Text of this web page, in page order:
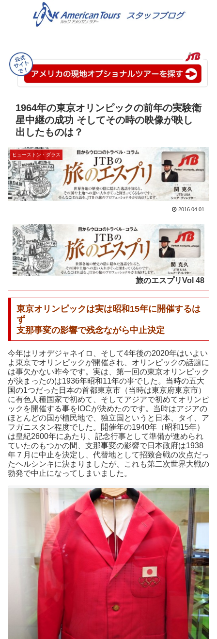
1964年の東京オリンピックの前年の実験衛
星中継の成功 そしてその時の映像が映し
出したものは？
ヒューストン・ダラス
2016.04.01
旅のエスプリVol 48
東京オリンピックは実は昭和15年に開催するは
ず
支那事変の影響で残念ながら中止決定
今年はリオデジャネイロ、そして4年後の2020年はいよい
よ東京でオリンピックが開催され、オリンピックの話題に
は事欠かない昨今です。実は、第一回の東京オリンピック
が決まったのは1936年昭和11年の事でした。当時の五大
国の1つだった日本の首都東京市（当時は東京府東京市）
に有色人種国家で初めて、そしてアジアで初めてオリンピ
ックを開催する事をIOCが決めたのです。当時はアジアの
ほとんどの国が植民地で、独立国というと日本、タイ、ア
フガニスタン程度でした。開催年の1940年（昭和15年）
は皇紀2600年にあたり、記念行事として準備が進められ
ていたのもつかの間、支那事変の影響で日本政府は1938
年７月に中止を決定し、代替地として招致合戦の次点だっ
たヘルシンキに決まりましたが、これも第二次世界大戦の
勃発で中止になってしまいました。